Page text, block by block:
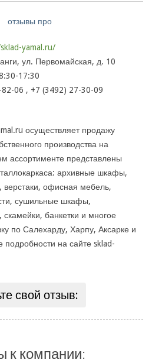
yamal.ru/
ул. Первомайская, д. 10
17:30
06 , +7 (3492) 27-30-09
осуществляет продажу
производства на
ассортименте представлены
архивные шкафы,
верстаки, офисная мебель,
сушильные шкафы,
банкетки и многое
по Салехарду, Харпу, Аксарке и
подробности на сайте sklad-
свой отзыв:
к компании: